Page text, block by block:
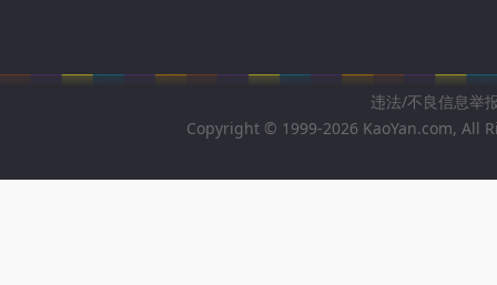
违法/不良信息举
Copyright © 1999-2026 KaoYan.com, All